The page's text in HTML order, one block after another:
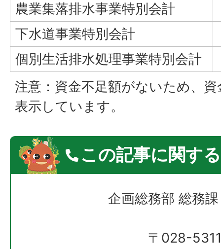
農業集落排水事業特別会計
下水道事業特別会計
個別生活排水処理事業特別会計
注意：資金不足額がないため、
表示しています。
この記事に関す
企画総務部 総務
〒028-